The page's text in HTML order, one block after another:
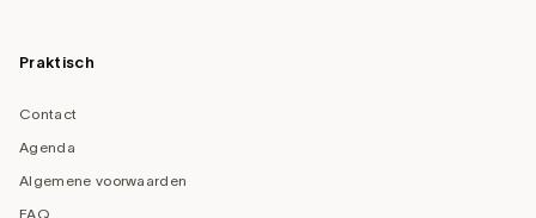
Praktisch
Contact
Agenda
Algemene voorwaarden
FAQ